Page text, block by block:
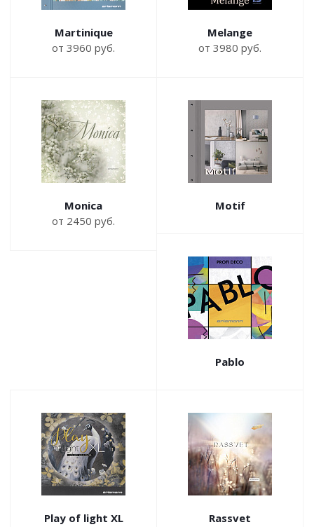
Martinique
от 3960 руб.
Melange
от 3980 руб.
Monica
от 2450 руб.
Motif
Pablo
Play of light XL
Rassvet